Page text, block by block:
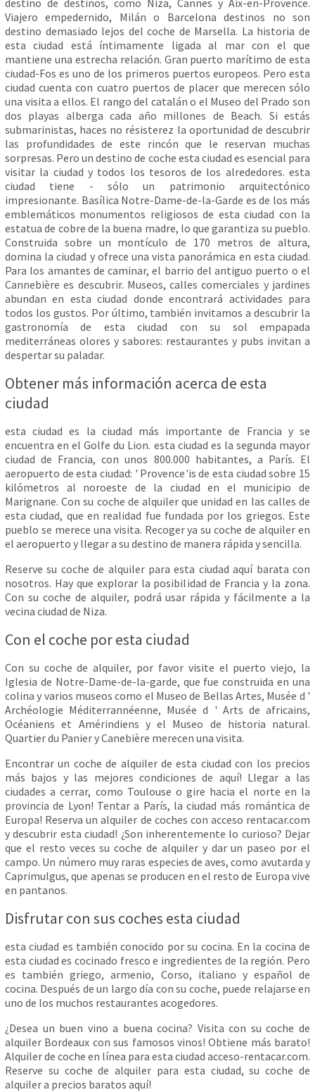
destino de destinos, como Niza, Cannes y Aix-en-Provence.
Viajero empedernido, Milán o Barcelona destinos no son
destino demasiado lejos del coche de Marsella. La historia de
esta ciudad está íntimamente ligada al mar con el que
mantiene una estrecha relación. Gran puerto marítimo de esta
ciudad-Fos es uno de los primeros puertos europeos. Pero esta
ciudad cuenta con cuatro puertos de placer que merecen sólo
una visita a ellos. El rango del catalán o el Museo del Prado son
dos playas alberga cada año millones de Beach. Si estás
submarinistas, haces no résisterez la oportunidad de descubrir
las profundidades de este rincón que le reservan muchas
sorpresas. Pero un destino de coche esta ciudad es esencial para
visitar la ciudad y todos los tesoros de los alrededores. esta
ciudad tiene - sólo un patrimonio arquitectónico
impresionante. Basílica Notre-Dame-de-la-Garde es de los más
emblemáticos monumentos religiosos de esta ciudad con la
estatua de cobre de la buena madre, lo que garantiza su pueblo.
Construida sobre un montículo de 170 metros de altura,
domina la ciudad y ofrece una vista panorámica en esta ciudad.
Para los amantes de caminar, el barrio del antiguo puerto o el
Cannebière es descubrir. Museos, calles comerciales y jardines
abundan en esta ciudad donde encontrará actividades para
todos los gustos. Por último, también invitamos a descubrir la
gastronomía de esta ciudad con su sol empapada
mediterráneas olores y sabores: restaurantes y pubs invitan a
despertar su paladar.
Obtener más información acerca de esta
ciudad
esta ciudad es la ciudad más importante de Francia y se
encuentra en el Golfe du Lion. esta ciudad es la segunda mayor
ciudad de Francia, con unos 800.000 habitantes, a París. El
aeropuerto de esta ciudad: ' Provence'is de esta ciudad sobre 15
kilómetros al noroeste de la ciudad en el municipio de
Marignane. Con su coche de alquiler que unidad en las calles de
esta ciudad, que en realidad fue fundada por los griegos. Este
pueblo se merece una visita. Recoger ya su coche de alquiler en
el aeropuerto y llegar a su destino de manera rápida y sencilla.
Reserve su coche de alquiler para esta ciudad aquí barata con
nosotros. Hay que explorar la posibilidad de Francia y la zona.
Con su coche de alquiler, podrá usar rápida y fácilmente a la
vecina ciudad de Niza.
Con el coche por esta ciudad
Con su coche de alquiler, por favor visite el puerto viejo, la
Iglesia de Notre-Dame-de-la-garde, que fue construida en una
colina y varios museos como el Museo de Bellas Artes, Musée d '
Archéologie Méditerrannéenne, Musée d ' Arts de africains,
Océaniens et Amérindiens y el Museo de historia natural.
Quartier du Panier y Canebière merecen una visita.
Encontrar un coche de alquiler de esta ciudad con los precios
más bajos y las mejores condiciones de aquí! Llegar a las
ciudades a cerrar, como Toulouse o gire hacia el norte en la
provincia de Lyon! Tentar a París, la ciudad más romántica de
Europa! Reserva un alquiler de coches con acceso rentacar.com
y descubrir esta ciudad! ¿Son inherentemente lo curioso? Dejar
que el resto veces su coche de alquiler y dar un paseo por el
campo. Un número muy raras especies de aves, como avutarda y
Caprimulgus, que apenas se producen en el resto de Europa vive
en pantanos.
Disfrutar con sus coches esta ciudad
esta ciudad es también conocido por su cocina. En la cocina de
esta ciudad es cocinado fresco e ingredientes de la región. Pero
es también griego, armenio, Corso, italiano y español de
cocina. Después de un largo día con su coche, puede relajarse en
uno de los muchos restaurantes acogedores.
¿Desea un buen vino a buena cocina? Visita con su coche de
alquiler Bordeaux con sus famosos vinos! Obtiene más barato!
Alquiler de coche en línea para esta ciudad acceso-rentacar.com.
Reserve su coche de alquiler para esta ciudad, su coche de
alquiler a precios baratos aquí!